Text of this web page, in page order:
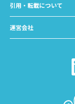
引用・転載について
運営会社